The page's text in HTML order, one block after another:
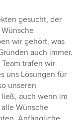
gesucht, der
wir gehört, was
auch immer.
trafen wir
uns Lösungen für
unseren
auch wenn im
Wünsche